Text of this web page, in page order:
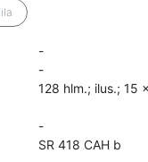
-
-
128 hlm.; ilus.; 15
-
SR 418 CAH b